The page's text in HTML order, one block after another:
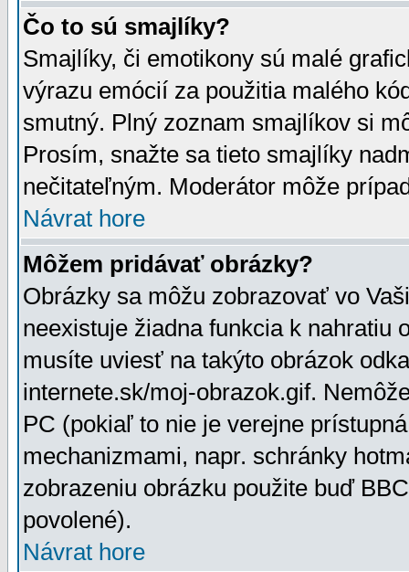
Čo to sú smajlíky?
Smajlíky, či emotikony sú malé
výrazu emócií za použitia malého
smutný. Plný zoznam smajlíkov si
Prosím, snažte sa tieto smajlíky
nečitateľným. Moderátor môže
Návrat hore
Môžem pridávať obrázky?
Obrázky sa môžu zobrazovať vo
neexistuje žiadna funkcia k nahratiu
musíte uviesť na takýto obrázok
internete.sk/moj-obrazok.gif.
PC (pokiaľ to nie je verejne
mechanizmami, napr. schránky
zobrazeniu obrázku použite buď
povolené).
Návrat hore